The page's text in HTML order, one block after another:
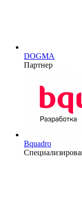
DOGMA
Партнер
Bquadro